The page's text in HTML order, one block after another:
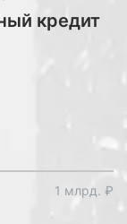
кредит
1 млрд. ₽